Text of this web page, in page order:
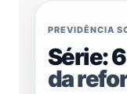
PREVIDÊNCIA
Série:
da